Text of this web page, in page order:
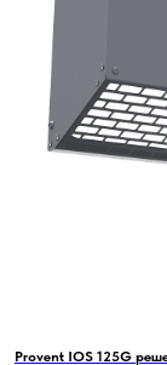
Provent IOS 125G